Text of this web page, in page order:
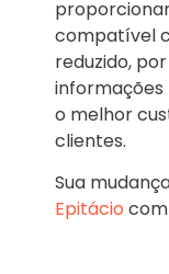
compatível
reduzido,
o melhor
clientes.
Sua
Epitácio